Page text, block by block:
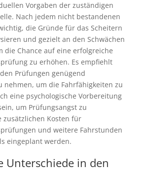
Vorgaben der zuständigen
Nach jedem nicht bestandenen
die Gründe für das Scheitern
und gezielt an den Schwächen
die Chance auf eine erfolgreiche
zu erhöhen. Es empfiehlt
Prüfungen genügend
nehmen, um die Fahrfähigkeiten zu
eine psychologische Vorbereitung
um Prüfungsangst zu
zusätzlichen Kosten für
und weitere Fahrstunden
eingeplant werden.
Unterschiede in den